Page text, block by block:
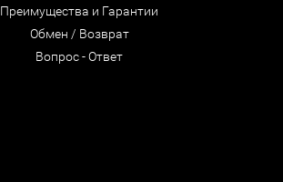
Преимущества и Гарантии
Обмен / Возврат
Вопрос - Ответ